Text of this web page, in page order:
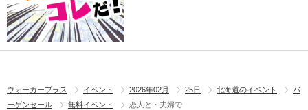
ウォーカープラス イベント 2026年02月 25日 北海道のイベント
バ
ーゲンセール
無料イベント 恋人と・夫婦で